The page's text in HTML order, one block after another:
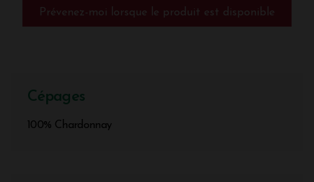
Prévenez-moi lorsque le produit est disponible
Cépages
100% Chardonnay